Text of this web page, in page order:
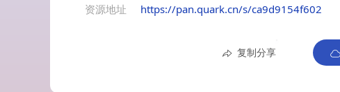
资源地址
https://pan.quark.cn/s/ca9d9154f602
复制分享